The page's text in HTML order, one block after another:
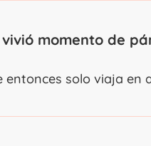
vivió momento de
solo viaja en